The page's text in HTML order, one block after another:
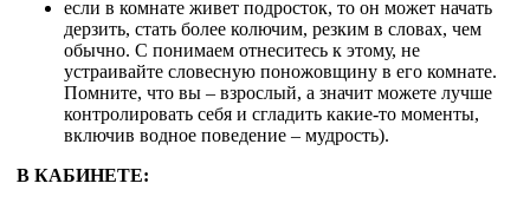
если в комнате живет подросток, то он может начать
дерзить, стать более колючим, резким в словах, чем
обычно. С понимаем отнеситесь к этому, не
устраивайте словесную поножовщину в его комнате.
Помните, что вы – взрослый, а значит можете лучше
контролировать себя и сгладить какие-то моменты,
включив водное поведение – мудрость).
В КАБИНЕТЕ: